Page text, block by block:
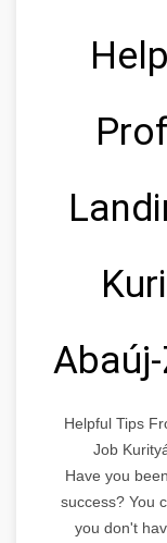
Helpful Tips
Job
Have you
success? You
you don't